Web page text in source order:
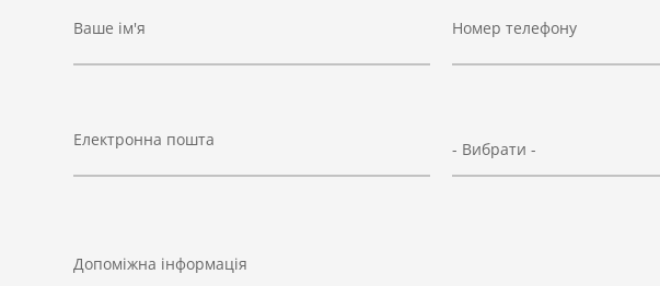
Ваше ім'я Номер телефону
Електронна пошта - Вибрати -
Допоміжна інформація